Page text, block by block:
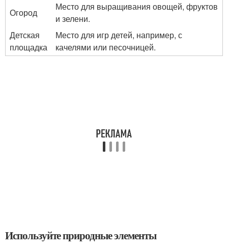
Огород
Место для выращивания овощей, фруктов
и зелени.
Детская
площадка
Место для игр детей, например, с
качелями или песочницей.
Используйте природные элементы